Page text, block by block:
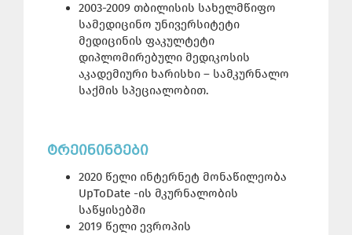
2003-2009 თბილისის სახელმწიფო
სამედიცინო უნივერსიტეტი
მედიცინის ფაკულტეტი
დიპლომირებული მედიკოსის
აკადემიური ხარისხი – სამკურნალო
საქმის სპეციალობით.
ᲢᲠᲔᲘᲜᲘᲜᲒᲔᲑᲘ
2020 წელი ინტერნეტ მონაწილეობა
UpToDate -ის მკურნალობის
საწყისებში
2019 წელი ევროპის